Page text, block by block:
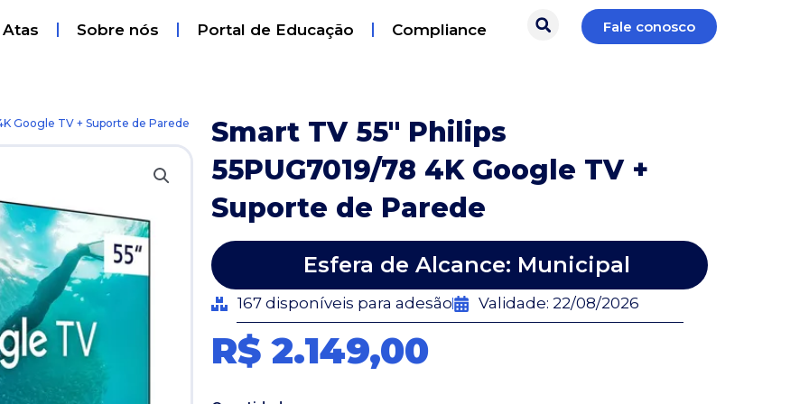
Sobre nós Portal de Educação Compliance Fale conosco
Google TV + Suporte de Parede
Smart TV 55″ Philips
55PUG7019/78 4K Google TV +
Suporte de Parede
Esfera de Alcance: Municipal
167 disponíveis para adesão Validade: 22/08/2026
R$ 2.149,00